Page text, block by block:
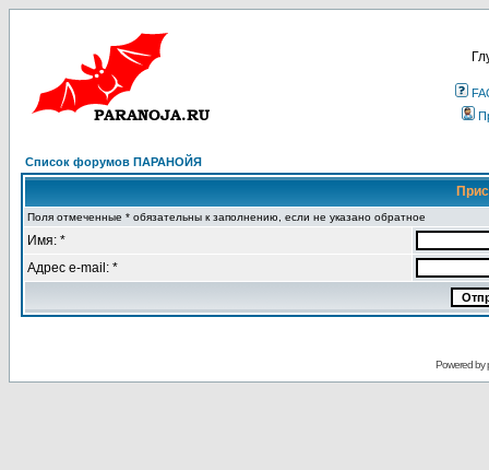
Список форумов ПАРАНОЙЯ
Поля отмеченные * обязательны к заполнению, если не указано обратное
Имя: *
Адрес e-mail: *
Powered by